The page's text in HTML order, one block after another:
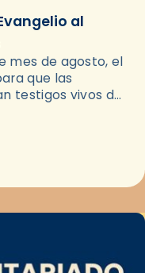
al
mes de agosto, el
que las
testigos vivos del